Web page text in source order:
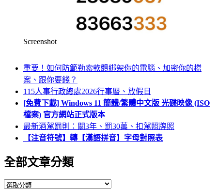
Screenshot
重要！如何防範勒索軟體綁架你的電腦、加密你的檔
案、跟你要錢？
115人事行政總處2026行事曆、放假日
[免費下載] Windows 11 簡體/繁體中文版 光碟映像 (ISO
檔案) 官方網站正式版本
最新酒駕罰則：關3年、罰30萬、扣駕照牌照
【注音符號】轉【漢語拼音】字母對照表
全部文章分類
全